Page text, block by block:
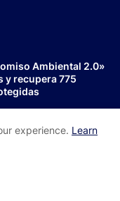
Ambiental 2.0»
y recupera 775
experience. Learn